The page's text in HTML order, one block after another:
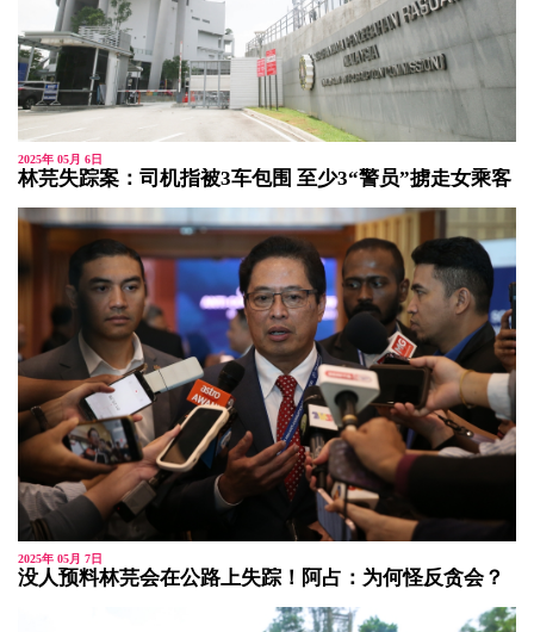
2025年 05月 6日
林芫失踪案：司机指被3车包围 至少3“警员”掳走女乘客
2025年 05月 7日
没人预料林芫会在公路上失踪！阿占：为何怪反贪会？